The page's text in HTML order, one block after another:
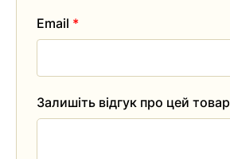
Залишіть відгук про цей товар
Email *